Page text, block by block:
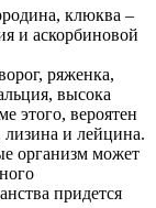
клюква –
и аскорбиновой
ряженка,
высока
этого, вероятен
лизина и лейцина.
организм может
придется